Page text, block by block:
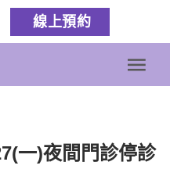
線上預約
一)夜間門診停診